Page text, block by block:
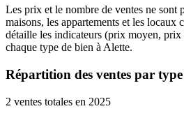
Les prix et le nombre de ventes ne sont
maisons, les appartements et les locaux
détaille les indicateurs (prix moyen,
chaque type de bien à Alette.
Répartition des ventes par
2 ventes totales en 2025